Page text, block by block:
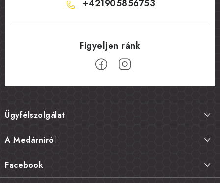
+421905856753
L
á
b
l
é
c
Ügyfélszolgálat
Termékek visszaküldése, csere és reklamációk
Gyakori kérdések FAQ
A Medárniról
A mi történetünk
Facebook